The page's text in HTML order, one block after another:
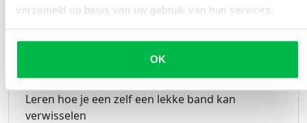
verzameld op basis van uw gebruik van hun services.
OK
Goede voornemens voor de automobilist
Het oliepeil regelmatig checken en verversen
Leren hoe je een zelf een lekke band kan
verwisselen